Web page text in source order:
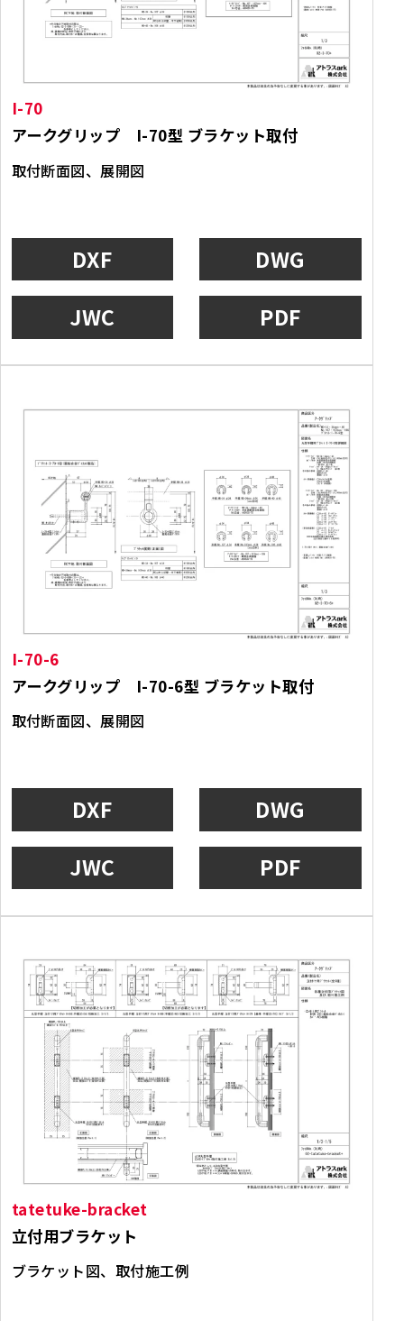
I-70
アークグリップ I-70型 ブラケット取付
取付断面図、展開図
DXF
DWG
JWC
PDF
I-70-6
アークグリップ I-70-6型 ブラケット取付
取付断面図、展開図
DXF
DWG
JWC
PDF
tatetuke-bracket
立付用ブラケット
ブラケット図、取付施工例